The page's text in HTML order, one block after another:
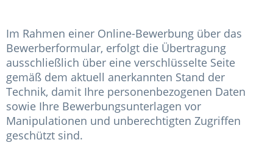
Im Rahmen einer Online-Bewerbung über das
Bewerberformular, erfolgt die Übertragung
ausschließlich über eine verschlüsselte Seite
gemäß dem aktuell anerkannten Stand der
Technik, damit Ihre personenbezogenen Daten
sowie Ihre Bewerbungsunterlagen vor
Manipulationen und unberechtigten Zugriffen
geschützt sind.